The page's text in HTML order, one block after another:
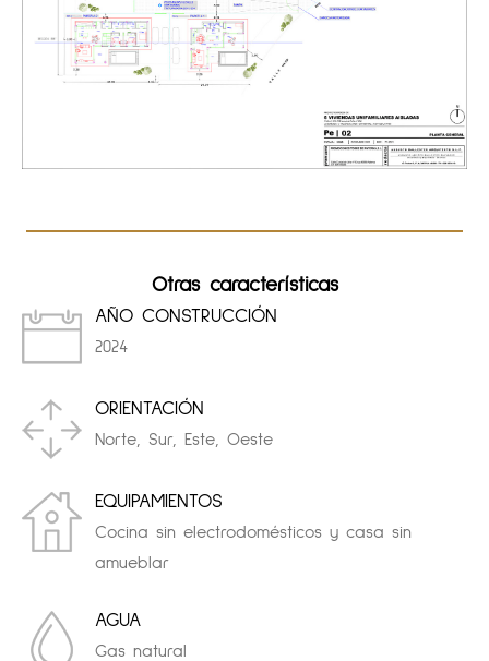
Otras características
AÑO CONSTRUCCIÓN
2024
ORIENTACIÓN
Norte, Sur, Este, Oeste
EQUIPAMIENTOS
Cocina sin electrodomésticos y casa sin
amueblar
AGUA
Gas natural